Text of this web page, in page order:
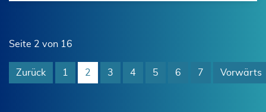
Seite 2 von 16
Zurück 1 2 3 4 5 6 7 Vorwärts